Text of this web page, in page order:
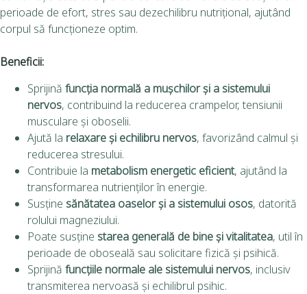
perioade de efort, stres sau dezechilibru nutrițional, ajutând
corpul să funcționeze optim.
Beneficii:
Sprijină funcția normală a mușchilor și a sistemului
nervos, contribuind la reducerea crampelor, tensiunii
musculare și oboselii.
Ajută la relaxare și echilibru nervos, favorizând calmul și
reducerea stresului.
Contribuie la metabolism energetic eficient, ajutând la
transformarea nutrienților în energie.
Susține sănătatea oaselor și a sistemului osos, datorită
rolului magneziului.
Poate susține starea generală de bine și vitalitatea, util în
perioade de oboseală sau solicitare fizică și psihică.
Sprijină funcțiile normale ale sistemului nervos, inclusiv
transmiterea nervoasă și echilibrul psihic.